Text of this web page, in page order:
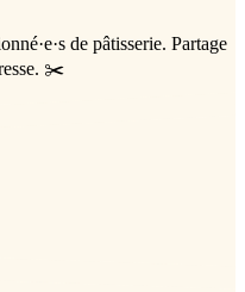
de pâtisserie. Partage
✂️